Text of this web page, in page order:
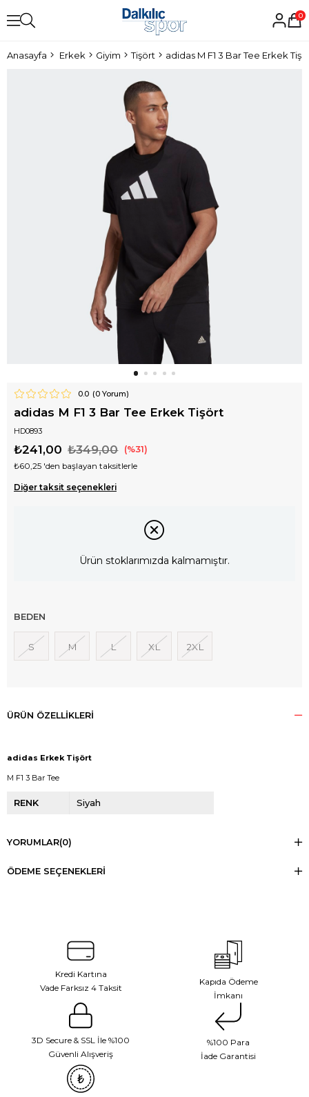
0
Anasayfa Erkek Giyim Tişört adidas M F1 3 Bar Tee Erkek
0.0 (0Yorum)
adidas M F1 3 Bar Tee Erkek Tişört
HD0893
₺349,00
₺241,00 31
₺60,25 'den başlayan taksitlerle
Diğer taksit seçenekleri
Ürün stoklarımızda kalmamıştır.
BEDEN
S M L XL 2XL
ÜRÜN ÖZELLIKLERI
adidas Erkek Tişört
M F1 3 Bar Tee
RENK Siyah
YORUMLAR(0)
ÖDEME SEÇENEKLERI
Kredi Kartına
Vade Farksız 4 Taksit
Kapıda Ödeme
İmkanı
3D Secure & SSL İle %100
Güvenli Alışveriş
%100 Para
İade Garantisi